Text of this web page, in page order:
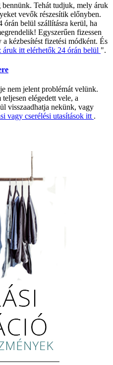
bennünk. Tehát tudjuk, mely áruk
vevők részesítik előnyben.
órán belül szállításra kerül, ha
Egyszerűen fizessen
kézbesítést fizetési módként. És
áruk itt elérhetők 24 órán belül ".
nem jelent problémát velünk.
elégedett vele, a
visszaadhatja nekünk, vagy
vagy cserélési utasítások itt .